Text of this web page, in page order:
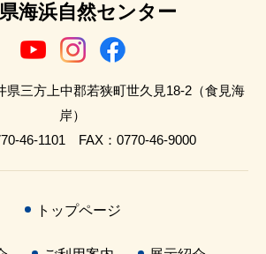
海浜自然センター
三方上中郡若狭町世久見18-2（食見海
岸）
46-1101 FAX：0770-46-9000
トップページ